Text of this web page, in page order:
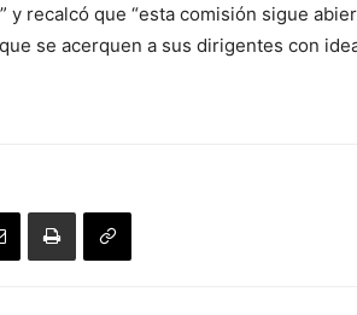
y recalcó que “esta comisión sigue
se acerquen a sus dirigentes con